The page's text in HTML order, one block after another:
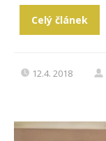
Celý článek
12.4. 2018